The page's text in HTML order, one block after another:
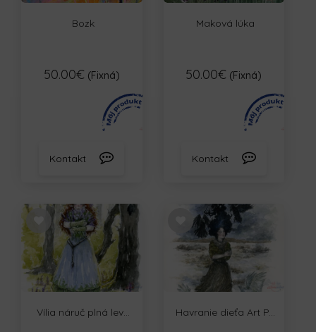
Bozk
50.00€ (Fixná)
Kontakt
Maková lúka
50.00€ (Fixná)
Kontakt
Vília náruč plná lev... Havranie dieťa Art P...